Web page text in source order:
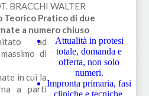
BRACCHI WALTER
Teorico Pratico di due
a numero chiuso
ad
di
in cui la
a parti
Attualità in protesi
totale, domanda e
offerta, non solo
numeri.
Impronta primaria, fasi